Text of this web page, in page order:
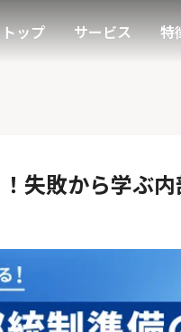
トップ サービス 特
失敗から学ぶ